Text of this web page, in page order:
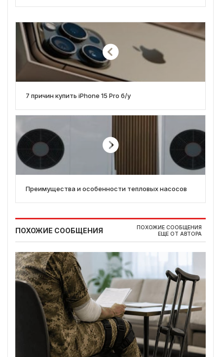
7 причин купить iPhone 15 Pro б/у
Преимущества и особенности тепловых насосов
ПОХОЖИЕ СООБЩЕНИЯ
ПОХОЖИЕ СООБЩЕНИЯ
ЕЩЕ ОТ АВТОРА